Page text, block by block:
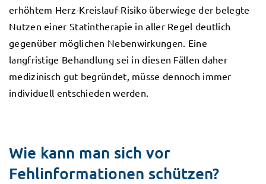
erhöhtem Herz-Kreislauf-Risiko überwiege der belegte
Nutzen einer Statintherapie in aller Regel deutlich
gegenüber möglichen Nebenwirkungen. Eine
langfristige Behandlung sei in diesen Fällen daher
medizinisch gut begründet, müsse dennoch immer
individuell entschieden werden.
Wie kann man sich vor
Fehlinformationen schützen?